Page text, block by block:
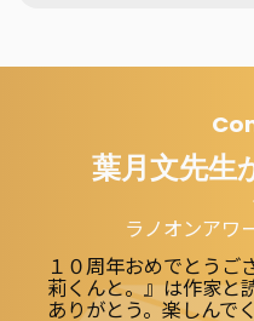
が……!?「ホ、ホヅミ先生!こ
り。積み重ねていく何気ない
――。拗らせ作家×世話焼きJK
葉月文先生
ラノオンアワ
１０周年おめでとうご
莉くんと。』は作家と
ありがとう。楽しんで